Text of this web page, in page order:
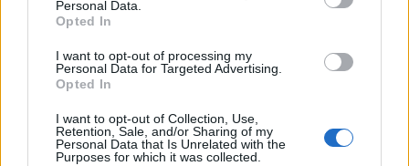
Personal Data.
Opted In
I want to opt-out of processing my
Personal Data for Targeted Advertising.
Opted In
I want to opt-out of Collection, Use,
Retention, Sale, and/or Sharing of my
Personal Data that Is Unrelated with the
Purposes for which it was collected.
Cinco projetos de Cascais finalistas em iniciativa europeia
EMEC celebra a conclusão de mais um Curso de
e Gestão de Barcelos
Atelier Nuno Valentim vence concurso público de ideias